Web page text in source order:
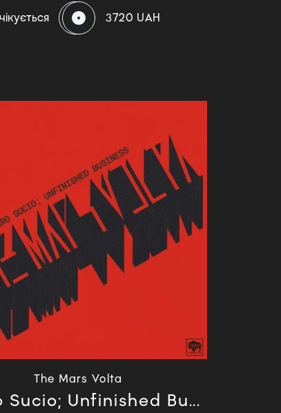
3720 UAH
The Mars Volta
Sucio; Unfinished Bu...